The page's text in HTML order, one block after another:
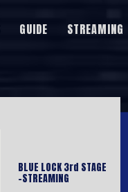
GUIDE STREAMING
BLUE LOCK 3rd STAGE
-STREAMING